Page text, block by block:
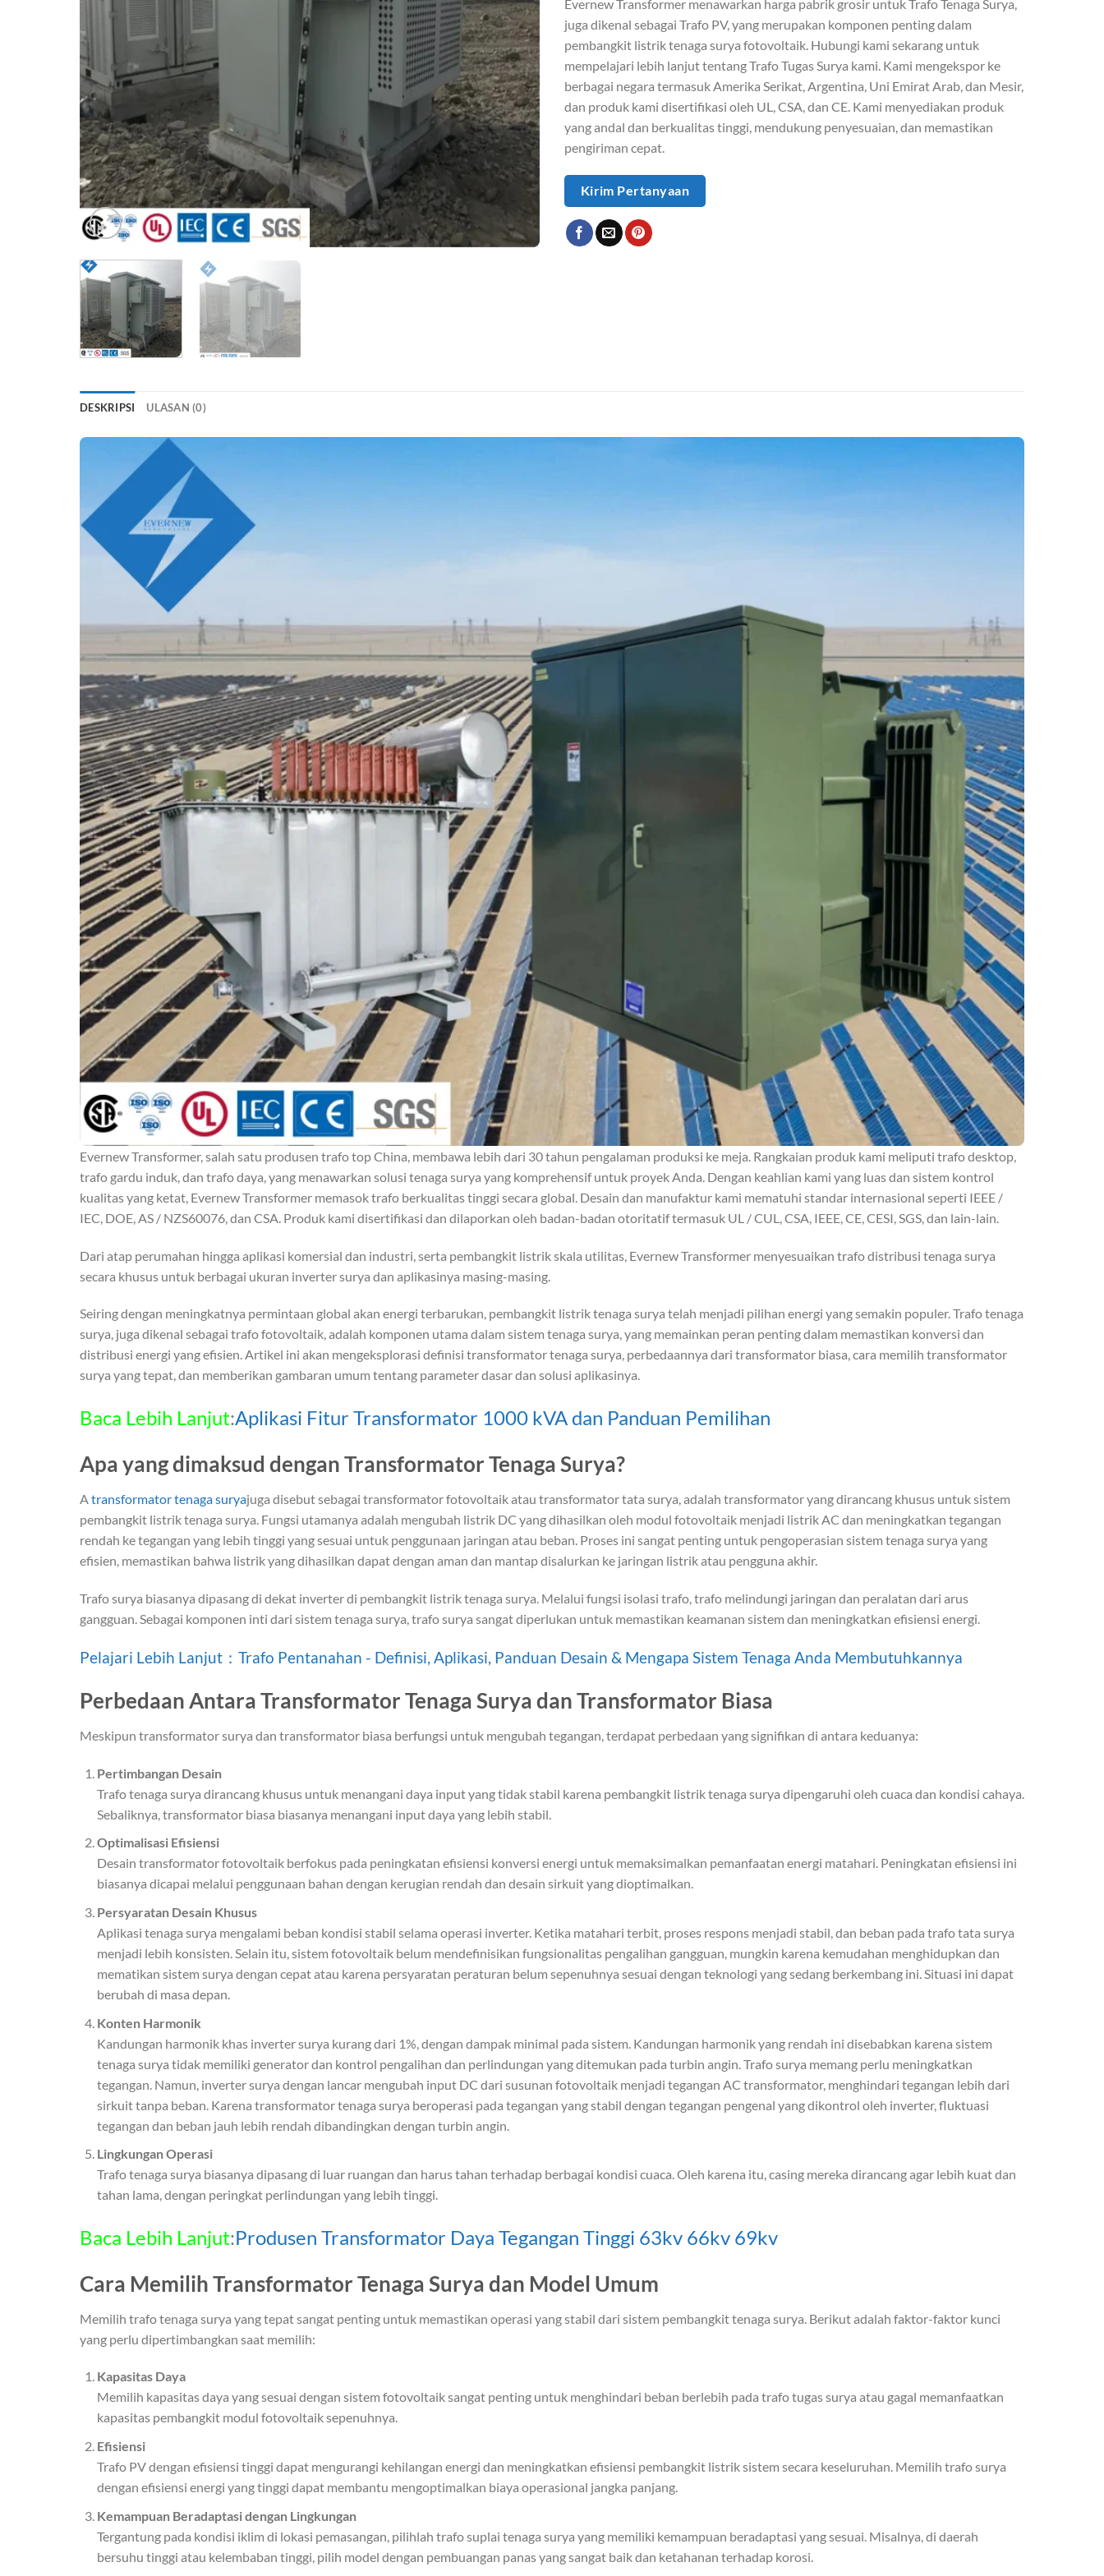
Evernew Transformer menawarkan harga pabrik grosir untuk Trafo Tenaga Surya,
juga dikenal sebagai Trafo PV, yang merupakan komponen penting dalam
pembangkit listrik tenaga surya fotovoltaik. Hubungi kami sekarang untuk
mempelajari lebih lanjut tentang Trafo Tugas Surya kami. Kami mengekspor ke
berbagai negara termasuk Amerika Serikat, Argentina, Uni Emirat Arab, dan Mesir,
dan produk kami disertifikasi oleh UL, CSA, dan CE. Kami menyediakan produk
yang andal dan berkualitas tinggi, mendukung penyesuaian, dan memastikan
pengiriman cepat.
Kirim Pertanyaan
DESKRIPSI ULASAN (0)
Evernew Transformer, salah satu produsen trafo top China, membawa lebih dari 30 tahun pengalaman produksi ke meja. Rangkaian produk kami meliputi trafo desktop,
trafo gardu induk, dan trafo daya, yang menawarkan solusi tenaga surya yang komprehensif untuk proyek Anda. Dengan keahlian kami yang luas dan sistem kontrol
kualitas yang ketat, Evernew Transformer memasok trafo berkualitas tinggi secara global. Desain dan manufaktur kami mematuhi standar internasional seperti IEEE /
IEC, DOE, AS / NZS60076, dan CSA. Produk kami disertifikasi dan dilaporkan oleh badan-badan otoritatif termasuk UL / CUL, CSA, IEEE, CE, CESI, SGS, dan lain-lain.
Dari atap perumahan hingga aplikasi komersial dan industri, serta pembangkit listrik skala utilitas, Evernew Transformer menyesuaikan trafo distribusi tenaga surya
secara khusus untuk berbagai ukuran inverter surya dan aplikasinya masing-masing.
Seiring dengan meningkatnya permintaan global akan energi terbarukan, pembangkit listrik tenaga surya telah menjadi pilihan energi yang semakin populer. Trafo tenaga
surya, juga dikenal sebagai trafo fotovoltaik, adalah komponen utama dalam sistem tenaga surya, yang memainkan peran penting dalam memastikan konversi dan
distribusi energi yang efisien. Artikel ini akan mengeksplorasi definisi transformator tenaga surya, perbedaannya dari transformator biasa, cara memilih transformator
surya yang tepat, dan memberikan gambaran umum tentang parameter dasar dan solusi aplikasinya.
Baca Lebih Lanjut:Aplikasi Fitur Transformator 1000 kVA dan Panduan Pemilihan
Apa yang dimaksud dengan Transformator Tenaga Surya?
Atransformator tenaga suryajuga disebut sebagai transformator fotovoltaik atau transformator tata surya, adalah transformator yang dirancang khusus untuk sistem
pembangkit listrik tenaga surya. Fungsi utamanya adalah mengubah listrik DC yang dihasilkan oleh modul fotovoltaik menjadi listrik AC dan meningkatkan tegangan
rendah ke tegangan yang lebih tinggi yang sesuai untuk penggunaan jaringan atau beban. Proses ini sangat penting untuk pengoperasian sistem tenaga surya yang
efisien, memastikan bahwa listrik yang dihasilkan dapat dengan aman dan mantap disalurkan ke jaringan listrik atau pengguna akhir.
Trafo surya biasanya dipasang di dekat inverter di pembangkit listrik tenaga surya. Melalui fungsi isolasi trafo, trafo melindungi jaringan dan peralatan dari arus
gangguan. Sebagai komponen inti dari sistem tenaga surya, trafo surya sangat diperlukan untuk memastikan keamanan sistem dan meningkatkan efisiensi energi.
Pelajari Lebih Lanjut：Trafo Pentanahan - Definisi, Aplikasi, Panduan Desain & Mengapa Sistem Tenaga Anda Membutuhkannya
Perbedaan Antara Transformator Tenaga Surya dan Transformator Biasa
Meskipun transformator surya dan transformator biasa berfungsi untuk mengubah tegangan, terdapat perbedaan yang signifikan di antara keduanya:
Pertimbangan Desain
Trafo tenaga surya dirancang khusus untuk menangani daya input yang tidak stabil karena pembangkit listrik tenaga surya dipengaruhi oleh cuaca dan kondisi cahaya.
Sebaliknya, transformator biasa biasanya menangani input daya yang lebih stabil.
Optimalisasi Efisiensi
Desain transformator fotovoltaik berfokus pada peningkatan efisiensi konversi energi untuk memaksimalkan pemanfaatan energi matahari. Peningkatan efisiensi ini
biasanya dicapai melalui penggunaan bahan dengan kerugian rendah dan desain sirkuit yang dioptimalkan.
Persyaratan Desain Khusus
Aplikasi tenaga surya mengalami beban kondisi stabil selama operasi inverter. Ketika matahari terbit, proses respons menjadi stabil, dan beban pada trafo tata surya
menjadi lebih konsisten. Selain itu, sistem fotovoltaik belum mendefinisikan fungsionalitas pengalihan gangguan, mungkin karena kemudahan menghidupkan dan
mematikan sistem surya dengan cepat atau karena persyaratan peraturan belum sepenuhnya sesuai dengan teknologi yang sedang berkembang ini. Situasi ini dapat
berubah di masa depan.
Konten Harmonik
Kandungan harmonik khas inverter surya kurang dari 1%, dengan dampak minimal pada sistem. Kandungan harmonik yang rendah ini disebabkan karena sistem
tenaga surya tidak memiliki generator dan kontrol pengalihan dan perlindungan yang ditemukan pada turbin angin. Trafo surya memang perlu meningkatkan
tegangan. Namun, inverter surya dengan lancar mengubah input DC dari susunan fotovoltaik menjadi tegangan AC transformator, menghindari tegangan lebih dari
sirkuit tanpa beban. Karena transformator tenaga surya beroperasi pada tegangan yang stabil dengan tegangan pengenal yang dikontrol oleh inverter, fluktuasi
tegangan dan beban jauh lebih rendah dibandingkan dengan turbin angin.
Lingkungan Operasi
Trafo tenaga surya biasanya dipasang di luar ruangan dan harus tahan terhadap berbagai kondisi cuaca. Oleh karena itu, casing mereka dirancang agar lebih kuat dan
tahan lama, dengan peringkat perlindungan yang lebih tinggi.
Baca Lebih Lanjut:Produsen Transformator Daya Tegangan Tinggi 63kv 66kv 69kv
Cara Memilih Transformator Tenaga Surya dan Model Umum
Memilih trafo tenaga surya yang tepat sangat penting untuk memastikan operasi yang stabil dari sistem pembangkit tenaga surya. Berikut adalah faktor-faktor kunci
yang perlu dipertimbangkan saat memilih:
Kapasitas Daya
Memilih kapasitas daya yang sesuai dengan sistem fotovoltaik sangat penting untuk menghindari beban berlebih pada trafo tugas surya atau gagal memanfaatkan
kapasitas pembangkit modul fotovoltaik sepenuhnya.
Efisiensi
Trafo PV dengan efisiensi tinggi dapat mengurangi kehilangan energi dan meningkatkan efisiensi pembangkit listrik sistem secara keseluruhan. Memilih trafo surya
dengan efisiensi energi yang tinggi dapat membantu mengoptimalkan biaya operasional jangka panjang.
Kemampuan Beradaptasi dengan Lingkungan
Tergantung pada kondisi iklim di lokasi pemasangan, pilihlah trafo suplai tenaga surya yang memiliki kemampuan beradaptasi yang sesuai. Misalnya, di daerah
bersuhu tinggi atau kelembaban tinggi, pilih model dengan pembuangan panas yang sangat baik dan ketahanan terhadap korosi.